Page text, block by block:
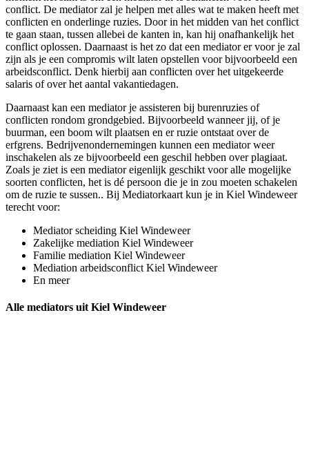
conflict. De mediator zal je helpen met alles wat te maken heeft met
conflicten en onderlinge ruzies. Door in het midden van het conflict
te gaan staan, tussen allebei de kanten in, kan hij onafhankelijk het
conflict oplossen. Daarnaast is het zo dat een mediator er voor je zal
zijn als je een compromis wilt laten opstellen voor bijvoorbeeld een
arbeidsconflict. Denk hierbij aan conflicten over het uitgekeerde
salaris of over het aantal vakantiedagen.
Daarnaast kan een mediator je assisteren bij burenruzies of
conflicten rondom grondgebied. Bijvoorbeeld wanneer jij, of je
buurman, een boom wilt plaatsen en er ruzie ontstaat over de
erfgrens. Bedrijvenondernemingen kunnen een mediator weer
inschakelen als ze bijvoorbeeld een geschil hebben over plagiaat.
Zoals je ziet is een mediator eigenlijk geschikt voor alle mogelijke
soorten conflicten, het is dé persoon die je in zou moeten schakelen
om de ruzie te sussen.. Bij Mediatorkaart kun je in Kiel Windeweer
terecht voor:
Mediator scheiding Kiel Windeweer
Zakelijke mediation Kiel Windeweer
Familie mediation Kiel Windeweer
Mediation arbeidsconflict Kiel Windeweer
En meer
Alle mediators uit Kiel Windeweer